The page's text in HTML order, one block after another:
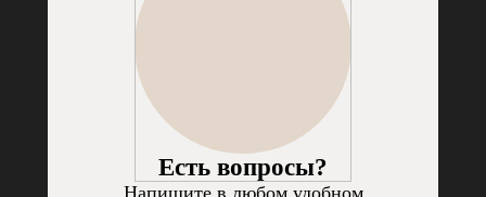
Есть вопросы?
Напишите в любом удобном